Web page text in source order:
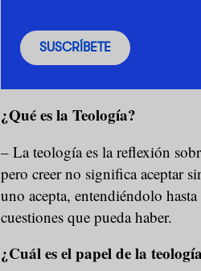
SUSCRÍBETE
¿Qué es la Teología?
– La teología es la reflexión
pero creer no significa aceptar
uno acepta, entendiéndolo
cuestiones que pueda haber.
¿Cuál es el papel de la